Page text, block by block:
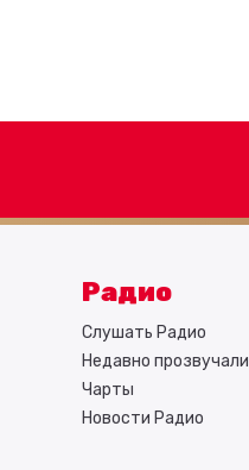
Радио
Слушать Радио
Недавно прозвучали
Чарты
Новости Радио